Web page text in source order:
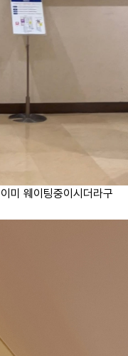
미 웨이팅중이시더라구